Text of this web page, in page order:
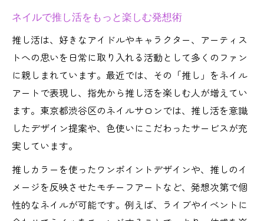
ネイルで推し活をもっと楽しむ発想術
推し活は、好きなアイドルやキャラクター、アーティス
トへの思いを日常に取り入れる活動として多くのファン
に親しまれています。最近では、その「推し」をネイル
アートで表現し、指先から推し活を楽しむ人が増えてい
ます。東京都渋谷区のネイルサロンでは、推し活を意識
したデザイン提案や、色使いにこだわったサービスが充
実しています。
推しカラーを使ったワンポイントデザインや、推しのイ
メージを反映させたモチーフアートなど、発想次第で個
性的なネイルが可能です。例えば、ライブやイベントに